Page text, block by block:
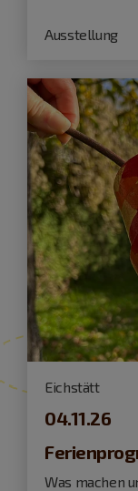
Ausstellung
Eichstätt
04.11.26
Was machen